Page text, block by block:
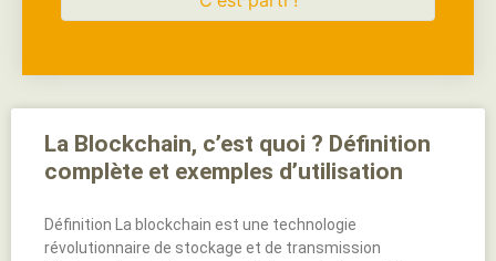
La Blockchain, c’est quoi ? Définition
complète et exemples d’utilisation
Définition La blockchain est une technologie
révolutionnaire de stockage et de transmission